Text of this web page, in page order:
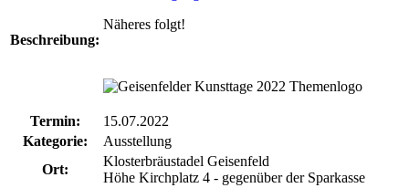
Beschreibung:
Näheres folgt!
Termin:
15.07.2022
Kategorie:
Ausstellung
Ort:
Klosterbräustadel Geisenfeld
Höhe Kirchplatz 4 - gegenüber der Sparkasse